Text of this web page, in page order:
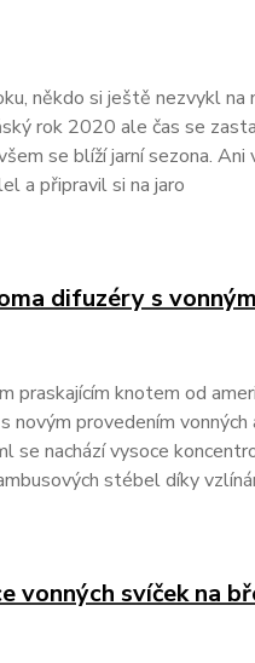
někdo si ještě nezvykl
rok 2020 ale čas se
se blíží jarní sezona. Ani
a připravil si na jaro
difuzéry s
praskajícím knotem od
provedením vonných
se nachází vysoce
stébel díky
vonných svíček na